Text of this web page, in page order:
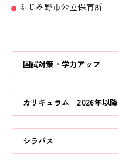
ふじみ野市公立保育所
国試対策・学力アップ
カリキュラム 2026年以降
シラバス